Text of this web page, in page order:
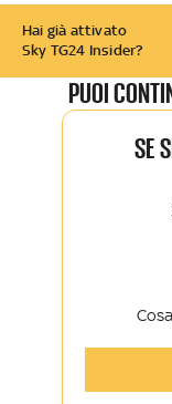
Hai già attivato
Sky TG24 Insider?
PUOI
SE
Sky